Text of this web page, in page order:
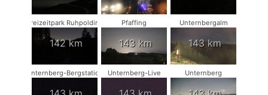
Freizeitpark Ruhpolding
142 km
Pfaffing
143 km
Unternbergalm
143 km
Unternberg-Bergstation Unternberg-Live Unternberg